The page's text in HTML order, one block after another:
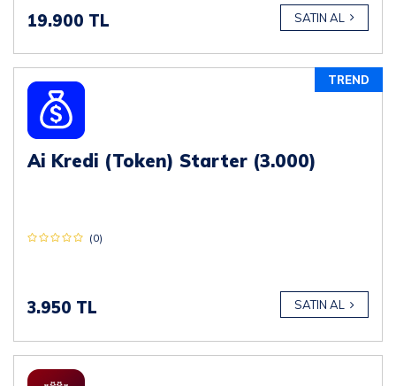
19.900 TL SATIN AL
Ai Kredi (Token) Starter (3.000)
(0)
3.950 TL SATIN AL
TREND